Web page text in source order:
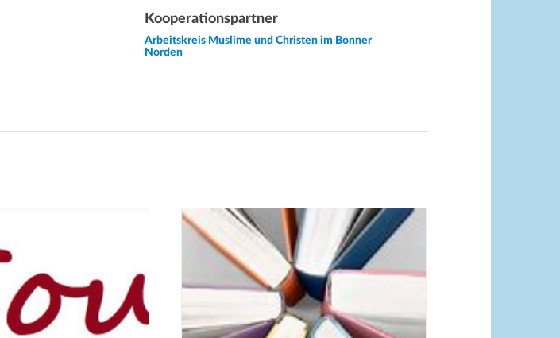
Kooperationspartner
Arbeitskreis Muslime und Christen im Bonner
Norden